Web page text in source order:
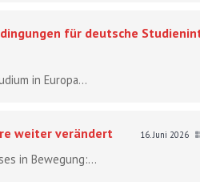
für deutsche
in Europa...
weiter verändert 16. Juni 2026
in Bewegung:...